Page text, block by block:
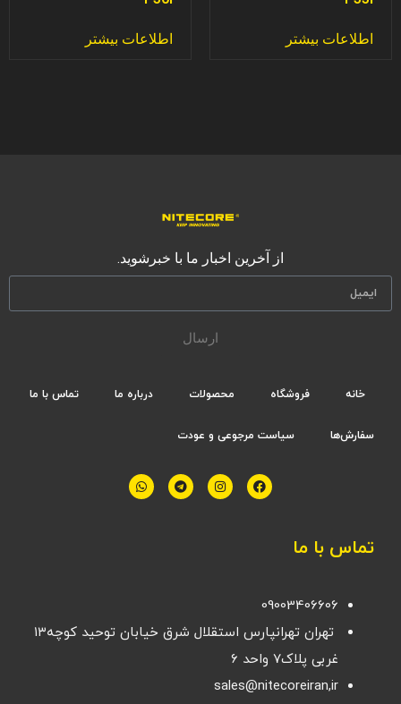
اطلاعات بیشتر اطلاعات بیشتر
از آخرین اخبار ما با خبرشوید.
ارسال
خانه فروشگاه محصولات درباره ما تماس با ما
سفارش‌ها سیاست مرجوعی و عودت
تماس با ما
09003406606
تهران تهرانپارس استقلال شرق خیابان توحید کوچه۱۳
غربی پلاک۷ واحد ۶
sales@nitecoreiran,ir